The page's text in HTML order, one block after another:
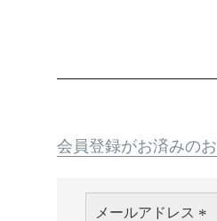
会員登録がお済みの
メールアドレス